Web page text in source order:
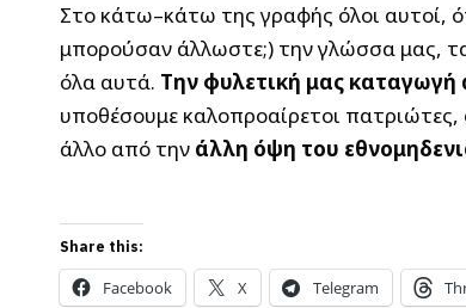
Στο κάτω–κάτω της γραφής όλοι αυτοί,
μπορούσαν άλλωστε;) την γλώσσα μας,
όλα αυτά. Την φυλετική μας
υποθέσουμε καλοπροαίρετοι πατριώτες,
άλλο από την άλλη όψη του
Share this:
Facebook X Telegram